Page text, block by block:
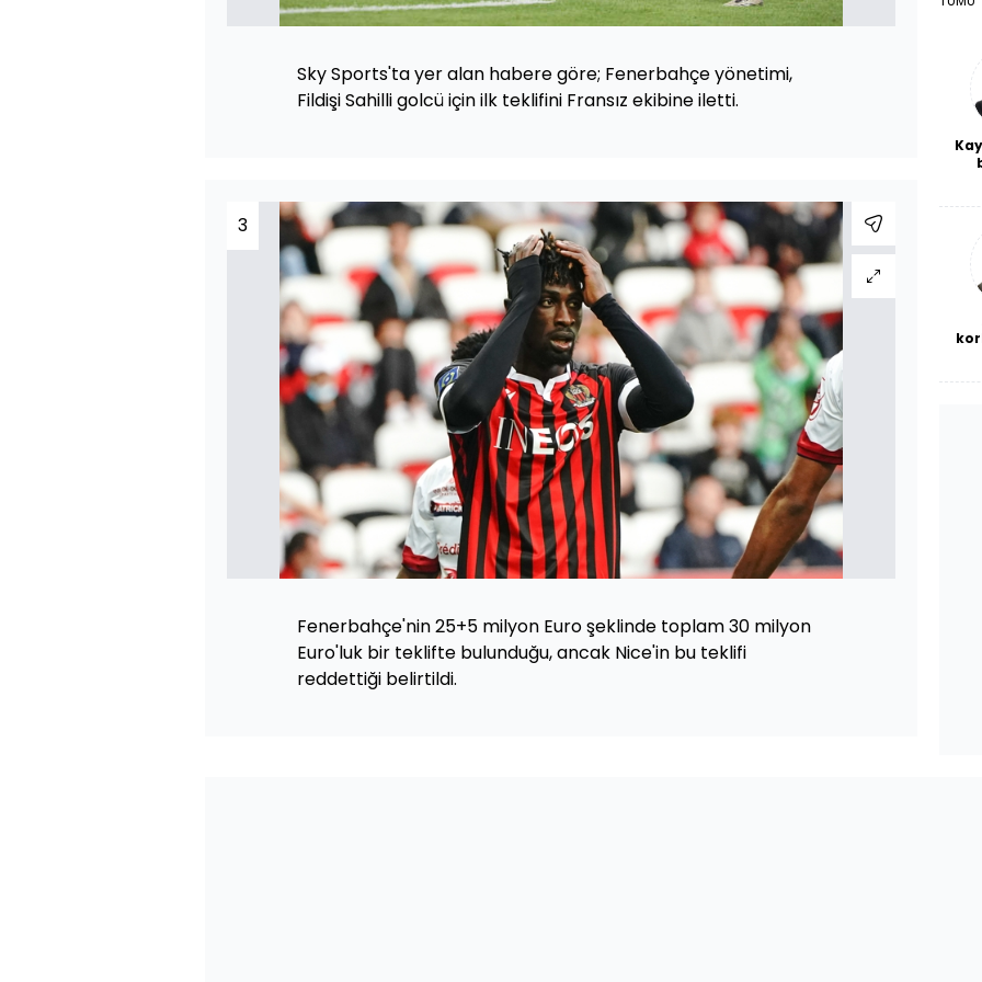
Sky Sports'ta yer alan habere göre; Fenerbahçe yönetimi,
Fildişi Sahilli golcü için ilk teklifini Fransız ekibine iletti.
3
Fenerbahçe'nin 25+5 milyon Euro şeklinde toplam 30 milyon
Euro'luk bir teklifte bulunduğu, ancak Nice'in bu teklifi
reddettiği belirtildi.